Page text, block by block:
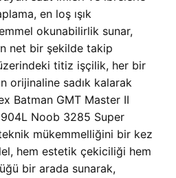
en loş ışık
okunabilirlik sunar,
net bir şekilde takip
titiz işçilik, her bir
orijinaline sadık kalarak
Batman GMT Master II
Noob 3285 Super
mükemmelliğini bir kez
hem estetik çekiciliği hem
bir arada sunarak,